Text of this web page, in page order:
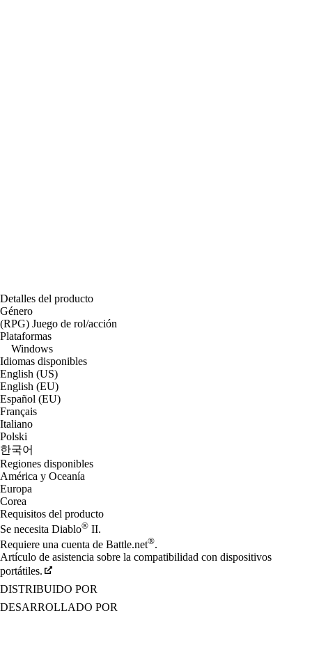
Detalles del producto
Género
(RPG) Juego de rol/acción
Plataformas
Windows
Idiomas disponibles
English (US)
English (EU)
Español (EU)
Français
Italiano
Polski
한국어
Regiones disponibles
América y Oceanía
Europa
Corea
Requisitos del producto
Se necesita Diablo® II.
Requiere una cuenta de Battle.net®.
Artículo de asistencia sobre la compatibilidad con dispositivos
portátiles.
DISTRIBUIDO POR
DESARROLLADO POR